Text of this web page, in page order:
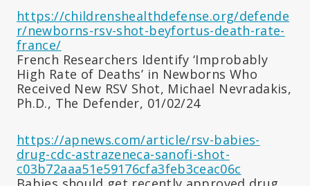
https://childrenshealthdefense.org/defende
r/newborns-rsv-shot-beyfortus-death-rate-
france/
French Researchers Identify ‘Improbably
High Rate of Deaths’ in Newborns Who
Received New RSV Shot, Michael Nevradakis,
Ph.D., The Defender, 01/02/24
https://apnews.com/article/rsv-babies-
drug-cdc-astrazeneca-sanofi-shot-
c03b72aaa51e59176cfa3feb3ceac06c